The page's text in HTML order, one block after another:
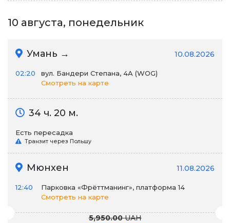
10 августа, понедельник
Умань → 10.08.2026
02:20
вул. Бандери Степана, 4A (WOG)
Смотреть на карте
34 ч. 20 м.
Есть пересадка
Транзит через Польшу
Мюнхен 11.08.2026
12:40
Парковка «Фрёттманинг», платформа 14
Смотреть на карте
5,950.00UAH